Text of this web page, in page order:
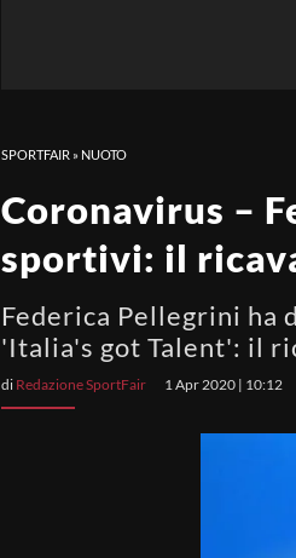
SPORTFAIR » NUOTO
Coronavirus –
sportivi: il
Federica Pellegrini ha
'Italia's got Talent': il
di Redazione SportFair 1 Apr 2020 | 10:12